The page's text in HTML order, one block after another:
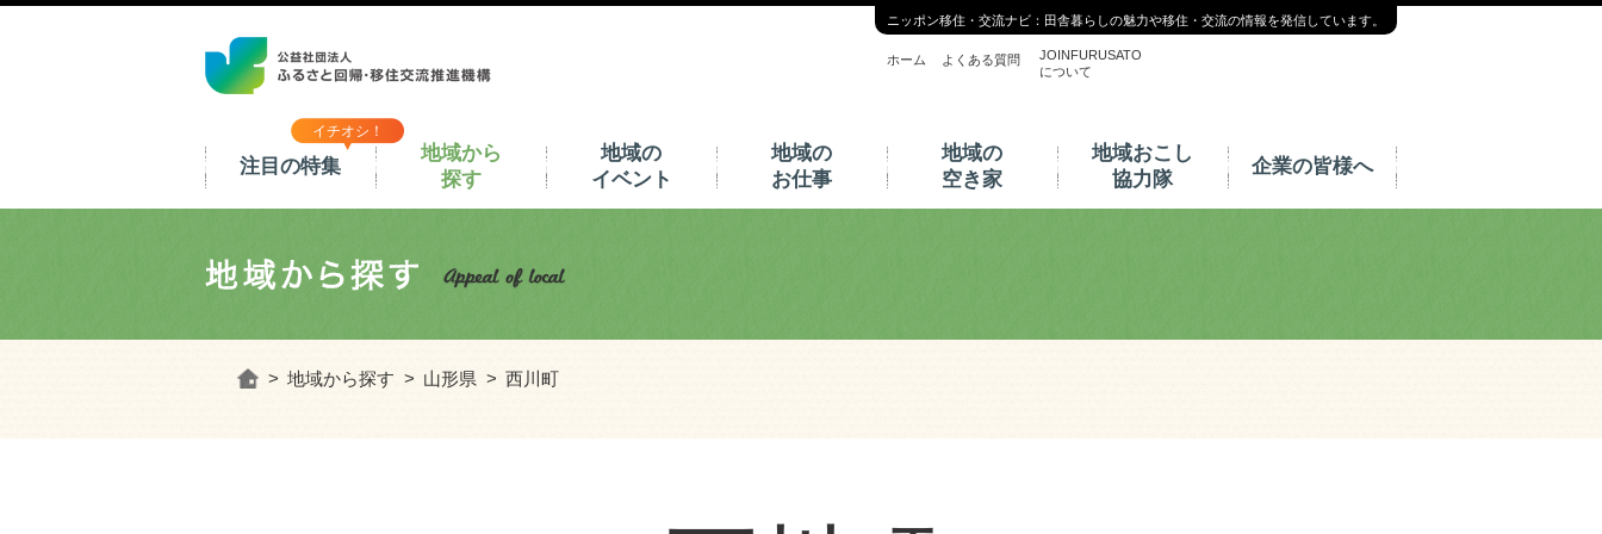
ニッポン移住・交流ナビ：田舎暮らしの魅力や移住・交流の情報を発信しています。
ホーム よくある質問
JOINFURUSATO
について
イチオシ！
注目の特集
地域から
探す
地域の
イベント
地域の
お仕事
地域の
空き家
地域おこし
協力隊
企業の皆様へ
ホーム 地域から探す 山形県 西川町